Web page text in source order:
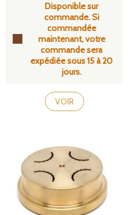
Disponible sur
commande. Si
commandée
maintenant, votre
commande sera
expédiée sous 15 à 20
jours.
VOIR